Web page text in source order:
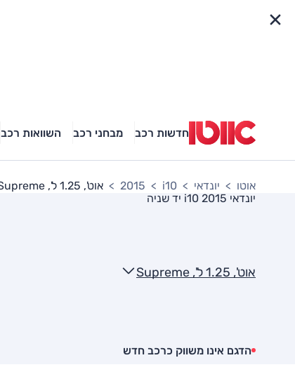
חדשות רכב מבחני רכב השוואות רכב
אוטו יונדאי i10
2015
אוט', 1.25 ל', Supreme
יונדאי i10 2015
יד שניה
אוט', 1.25 ל', Supreme
הדגם אינו משווק כרכב חדש